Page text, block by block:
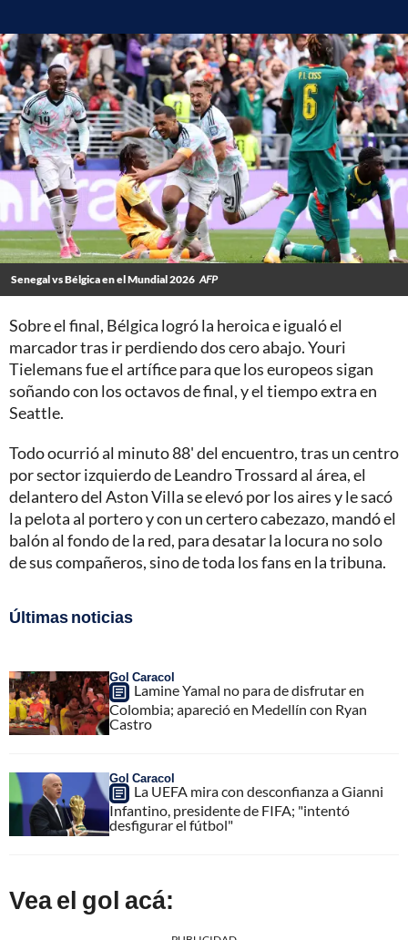
Senegal vs Bélgica en el Mundial 2026 AFP
Sobre el final, Bélgica logró la heroica e igualó el
marcador tras ir perdiendo dos cero abajo. Youri
Tielemans fue el artífice para que los europeos sigan
soñando con los octavos de final, y el tiempo extra en
Seattle.
Todo ocurrió al minuto 88' del encuentro, tras un centro
por sector izquierdo de Leandro Trossard al área, el
delantero del Aston Villa se elevó por los aires y le sacó
la pelota al portero y con un certero cabezazo, mandó el
balón al fondo de la red, para desatar la locura no solo
de sus compañeros, sino de toda los fans en la tribuna.
Últimas noticias
Gol Caracol
Lamine Yamal no para de disfrutar en
Colombia; apareció en Medellín con Ryan
Castro
Gol Caracol
La UEFA mira con desconfianza a Gianni
Infantino, presidente de FIFA; "intentó
desfigurar el fútbol"
Vea el gol acá: